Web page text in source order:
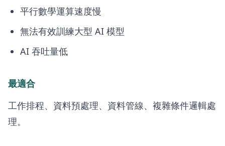
平行數學運算速度慢
無法有效訓練大型 AI 模型
AI 吞吐量低
最適合
工作排程、資料預處理、資料管線、複雜條件邏輯處
理。